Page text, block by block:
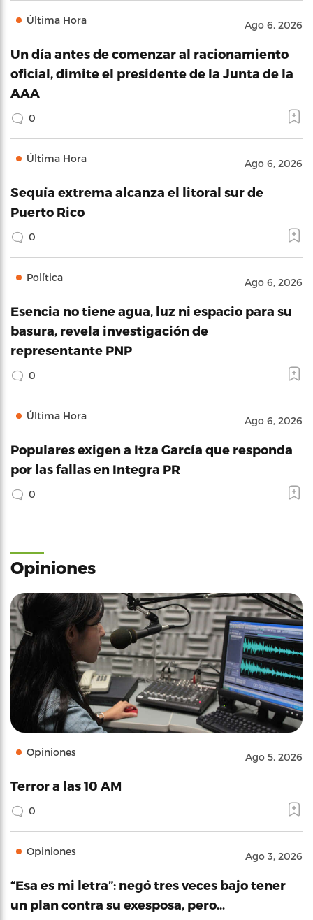
Última Hora Ago 6, 2026
Un día antes de comenzar al racionamiento
oficial, dimite el presidente de la Junta de la
AAA
0
Última Hora Ago 6, 2026
Sequía extrema alcanza el litoral sur de
Puerto Rico
0
Política Ago 6, 2026
Esencia no tiene agua, luz ni espacio para su
basura, revela investigación de
representante PNP
0
Última Hora Ago 6, 2026
Populares exigen a Itza García que responda
por las fallas en Integra PR
0
Opiniones
Opiniones Ago 5, 2026
Terror a las 10 AM
0
Opiniones Ago 3, 2026
“Esa es mi letra”: negó tres veces bajo tener
un plan contra su exesposa, pero…